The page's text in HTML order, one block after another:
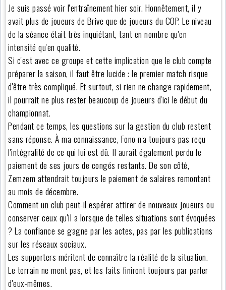
Je suis passé voir l'entraînement hier soir. Honnêtement, il y
avait plus de joueurs de Brive que de joueurs du COP. Le niveau
de la séance était très inquiétant, tant en nombre qu'en
intensité qu'en qualité.
Si c'est avec ce groupe et cette implication que le club compte
préparer la saison, il faut être lucide : le premier match risque
d'être très compliqué. Et surtout, si rien ne change rapidement,
il pourrait ne plus rester beaucoup de joueurs d'ici le début du
championnat.
Pendant ce temps, les questions sur la gestion du club restent
sans réponse. À ma connaissance, Fono n'a toujours pas reçu
l'intégralité de ce qui lui est dû. Il aurait également perdu le
paiement de ses jours de congés restants. De son côté,
Zemzem attendrait toujours le paiement de salaires remontant
au mois de décembre.
Comment un club peut-il espérer attirer de nouveaux joueurs ou
conserver ceux qu'il a lorsque de telles situations sont évoquées
? La confiance se gagne par les actes, pas par les publications
sur les réseaux sociaux.
Les supporters méritent de connaître la réalité de la situation.
Le terrain ne ment pas, et les faits finiront toujours par parler
d'eux-mêmes.